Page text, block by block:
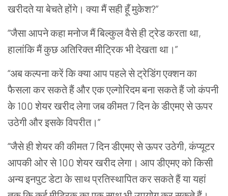
खरीदते या बेचते होंगे। क्या मैं सही हूँ मुकेश?”
“जैसा आपने कहा मनोज मैं बिल्कुल वैसे ही ट्रेड करता था,
हालांकि मैं कुछ अतिरिक्त मीट्रिक भी देखता था।”
“अब कल्पना करें कि क्या आप पहले से ट्रेडिंग एक्शन का
फैसला कर सकते हैं और एक एल्गोरिदम बना सकते हैं जो कंपनी
के 100 शेयर खरीद लेगा जब कीमत 7 दिन के डीएमए से ऊपर
उठेगी और इसके विपरीत।”
“जैसे ही शेयर की कीमत 7 दिन डीएमए से ऊपर उठेगी, कंप्यूटर
आपकी ओर से 100 शेयर खरीद लेगा। आप डीएमए को किसी
अन्य इनपुट डेटा के साथ प्रतिस्थापित कर सकते हैं या यहां